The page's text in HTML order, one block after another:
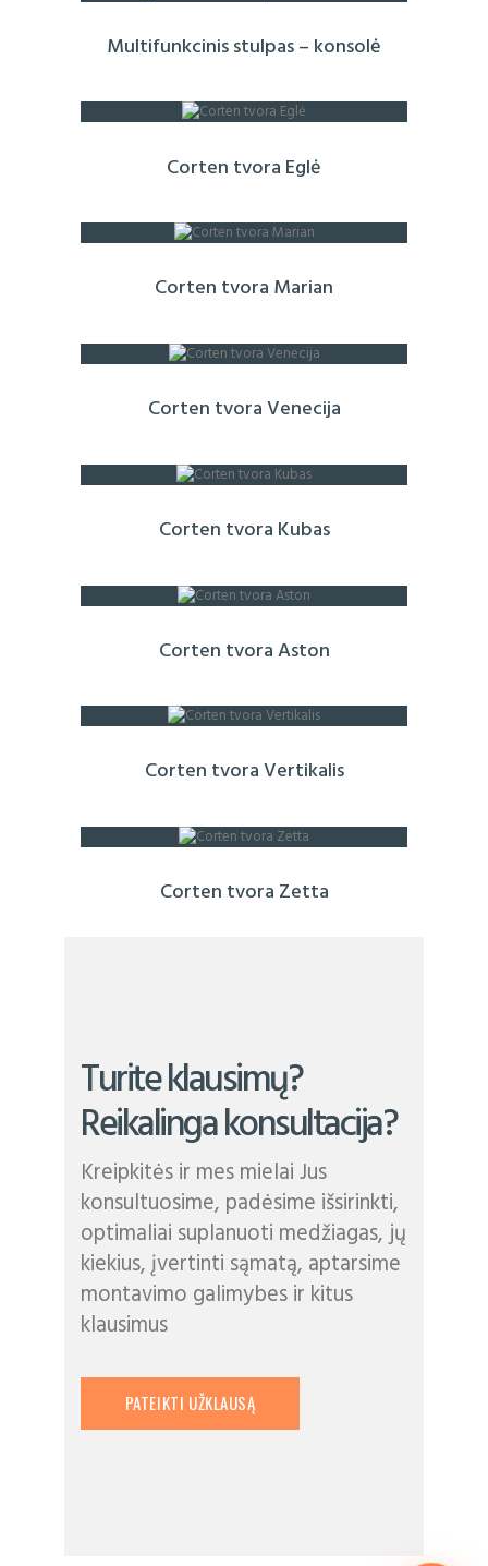
Multifunkcinis stulpas – konsolė
Corten tvora Eglė
Corten tvora Marian
Corten tvora Venecija
Corten tvora Kubas
Corten tvora Aston
Corten tvora Vertikalis
Corten tvora Zetta
Turite klausimų?
Reikalinga konsultacija?
Kreipkitės ir mes mielai Jus
konsultuosime, padėsime išsirinkti,
optimaliai suplanuoti medžiagas, jų
kiekius, įvertinti sąmatą, aptarsime
montavimo galimybes ir kitus
klausimus
PATEIKTI UŽKLAUSĄ